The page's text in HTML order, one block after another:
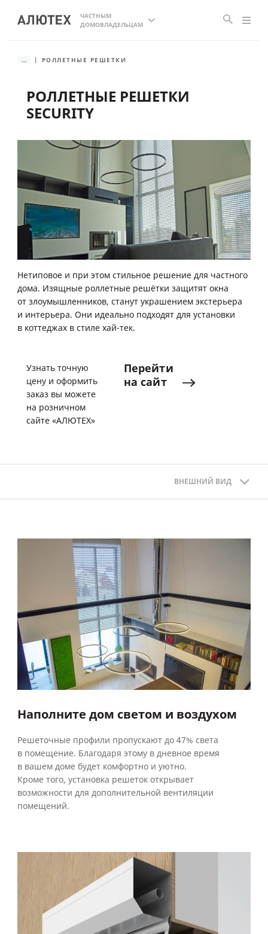
ЧАСТНЫМ
ДОМОВЛАДЕЛЬЦАМ
РОЛЛЕТНЫЕ РЕШЕТКИ
SECURITY
Нетиповое и при этом стильное решение для частного
дома. Изящные роллетные решётки защитят окна
от злоумышленников, станут украшением экстерьера
и интерьера. Они идеально подходят для установки
в коттеджах в стиле хай-тек.
Узнать точную
цену и оформить
заказ вы можете
на розничном
сайте «АЛЮТЕХ»
Перейти
на сайт
... РОЛЛЕТНЫЕ РЕШЕТКИ
ВНЕШНИЙ ВИД
Наполните дом светом и воздухом
Решеточные профили пропускают до 47% света
в помещение. Благодаря этому в дневное время
в вашем доме будет комфортно и уютно.
Кроме того, установка решеток открывает
возможности для дополнительной вентиляции
помещений.